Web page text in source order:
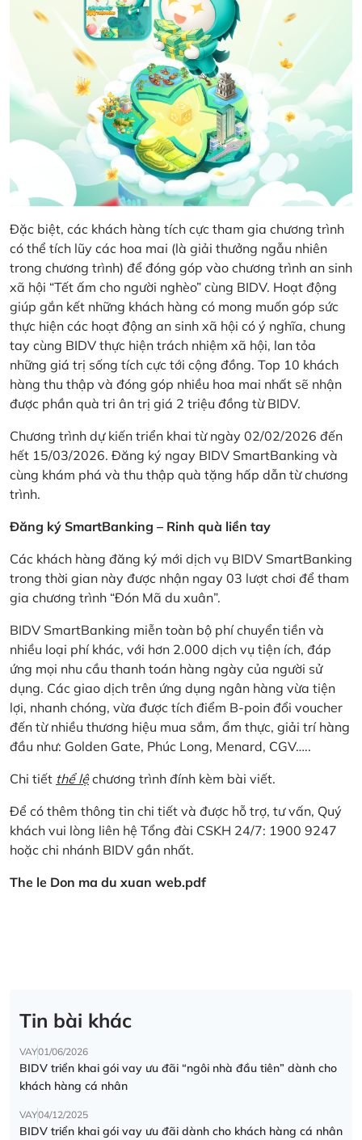
Đặc biệt, các khách hàng tích cực tham gia chương trình
có thể tích lũy các hoa mai (là giải thưởng ngẫu nhiên
trong chương trình) để đóng góp vào chương trình an sinh
xã hội “Tết ấm cho người nghèo” cùng BIDV. Hoạt động
giúp gắn kết những khách hàng có mong muốn góp sức
thực hiện các hoạt động an sinh xã hội có ý nghĩa, chung
tay cùng BIDV thực hiện trách nhiệm xã hội, lan tỏa
những giá trị sống tích cực tới cộng đồng. Top 10 khách
hàng thu thập và đóng góp nhiều hoa mai nhất sẽ nhận
được phần quà tri ân trị giá 2 triệu đồng từ BIDV.
Chương trình dự kiến triển khai từ ngày 02/02/2026 đến
hết 15/03/2026. Đăng ký ngay BIDV SmartBanking và
cùng khám phá và thu thập quà tặng hấp dẫn từ chương
trình.
Đăng ký SmartBanking – Rinh quà liền tay
Các khách hàng đăng ký mới dịch vụ BIDV SmartBanking
trong thời gian này được nhận ngay 03 lượt chơi để tham
gia chương trình “Đón Mã du xuân”.
BIDV SmartBanking miễn toàn bộ phí chuyển tiền và
nhiều loại phí khác, với hơn 2.000 dịch vụ tiện ích, đáp
ứng mọi nhu cầu thanh toán hàng ngày của người sử
dụng. Các giao dịch trên ứng dụng ngân hàng vừa tiện
lợi, nhanh chóng, vừa được tích điểm B-poin đổi voucher
đến từ nhiều thương hiệu mua sắm, ẩm thực, giải trí hàng
đầu như: Golden Gate, Phúc Long, Menard, CGV…..
Chi tiết thể lệchương trình đính kèm bài viết.
Để có thêm thông tin chi tiết và được hỗ trợ, tư vấn, Quý
khách vui lòng liên hệ Tổng đài CSKH 24/7: 1900 9247
hoặc chi nhánh BIDV gần nhất.
The le Don ma du xuan web.pdf
Tin bài khác
VAY01/06/2026
BIDV triển khai gói vay ưu đãi “ngôi nhà đầu tiên” dành cho
khách hàng cá nhân
VAY04/12/2025
BIDV triển khai gói vay ưu đãi dành cho khách hàng cá nhân